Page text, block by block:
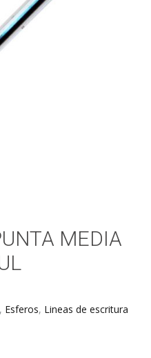
MEDIA
, Esferos, Lineas de escritura